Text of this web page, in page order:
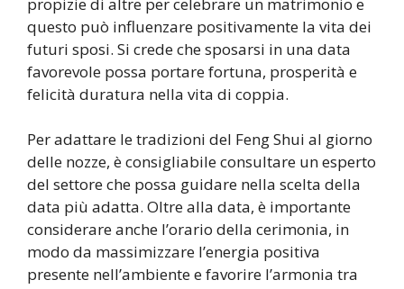
questo può influenzare positivamente la vita dei
futuri sposi. Si crede che sposarsi in una data
favorevole possa portare fortuna, prosperità e
felicità duratura nella vita di coppia.
Per adattare le tradizioni del Feng Shui al giorno
delle nozze, è consigliabile consultare un esperto
del settore che possa guidare nella scelta della
data più adatta. Oltre alla data, è importante
considerare anche l’orario della cerimonia, in
modo da massimizzare l’energia positiva
presente nell’ambiente e favorire l’armonia tra